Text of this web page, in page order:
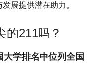
展提供潜在助力。
的211吗？
大学排名中位列全国